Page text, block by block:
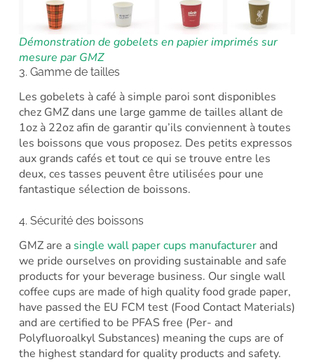
Démonstration de gobelets en papier imprimés sur
mesure par GMZ
3. Gamme de tailles
Les gobelets à café à simple paroi sont disponibles
chez GMZ dans une large gamme de tailles allant de
1oz à 22oz afin de garantir qu’ils conviennent à toutes
les boissons que vous proposez. Des petits expressos
aux grands cafés et tout ce qui se trouve entre les
deux, ces tasses peuvent être utilisées pour une
fantastique sélection de boissons.
4. Sécurité des boissons
GMZ are a single wall paper cups manufacturerand
we pride ourselves on providing sustainable and safe
products for your beverage business. Our single wall
coffee cups are made of high quality food grade paper,
have passed the EU FCM test (Food Contact Materials)
and are certified to be PFAS free (Per- and
Polyfluoroalkyl Substances) meaning the cups are of
the highest standard for quality products and safety.